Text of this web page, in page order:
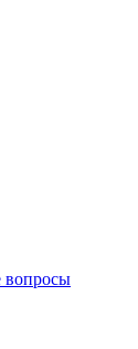
вопросы